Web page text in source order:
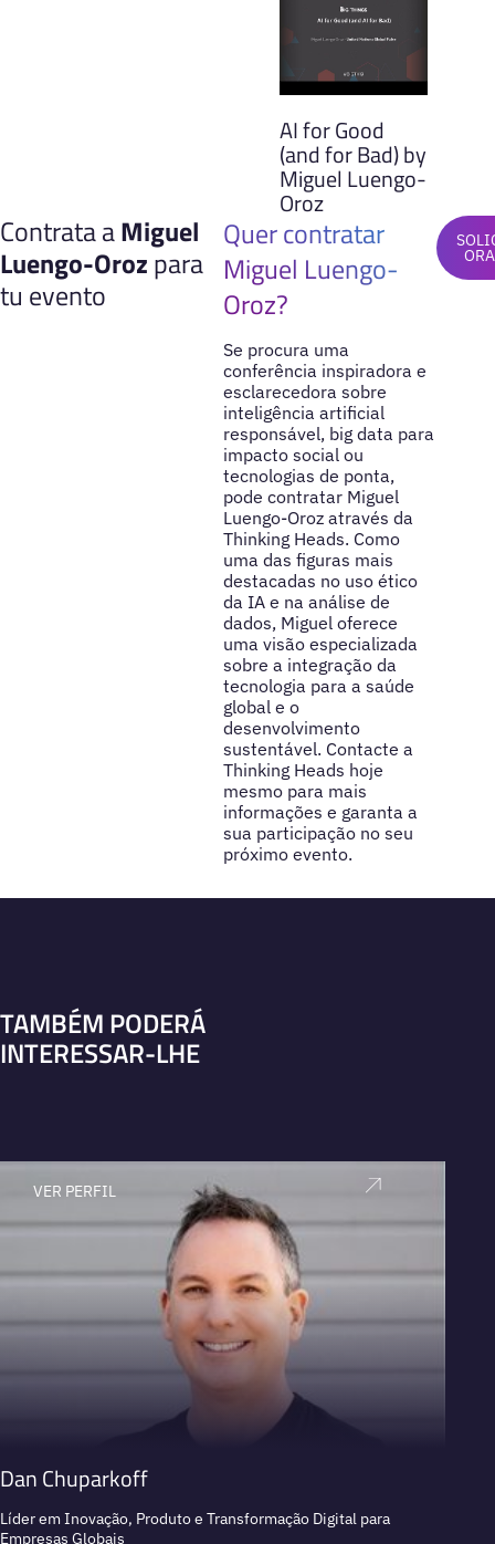
AI for Good
(and for Bad) by
Miguel Luengo-
Oroz
Contrata aMiguel
Luengo-Orozpara
tu evento
Quer contratar
Miguel Luengo-
Oroz?
Se procura uma
conferência inspiradora e
esclarecedora sobre
inteligência artificial
responsável, big data para
impacto social ou
tecnologias de ponta,
pode contratar Miguel
Luengo-Oroz através da
Thinking Heads. Como
uma das figuras mais
destacadas no uso ético
da IA e na análise de
dados, Miguel oferece
uma visão especializada
sobre a integração da
tecnologia para a saúde
global e o
desenvolvimento
sustentável. Contacte a
Thinking Heads hoje
mesmo para mais
informações e garanta a
sua participação no seu
próximo evento.
TAMBÉM PODERÁ
INTERESSAR-LHE
VER PERFIL
Dan Chuparkoff
Líder em Inovação, Produto e Transformação Digital para
Empresas Globais